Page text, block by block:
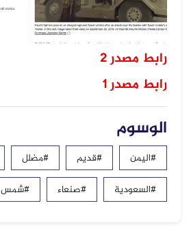
رابط مصدر 2
رابط مصدر 1
الوسوم
#اليمن #قديم #مضلل
#السعودية
#صنعاء #شمس